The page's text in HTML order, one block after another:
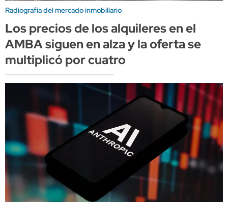
Radiografía del mercado inmobiliario
Los precios de los alquileres en el
AMBA siguen en alza y la oferta se
multiplicó por cuatro